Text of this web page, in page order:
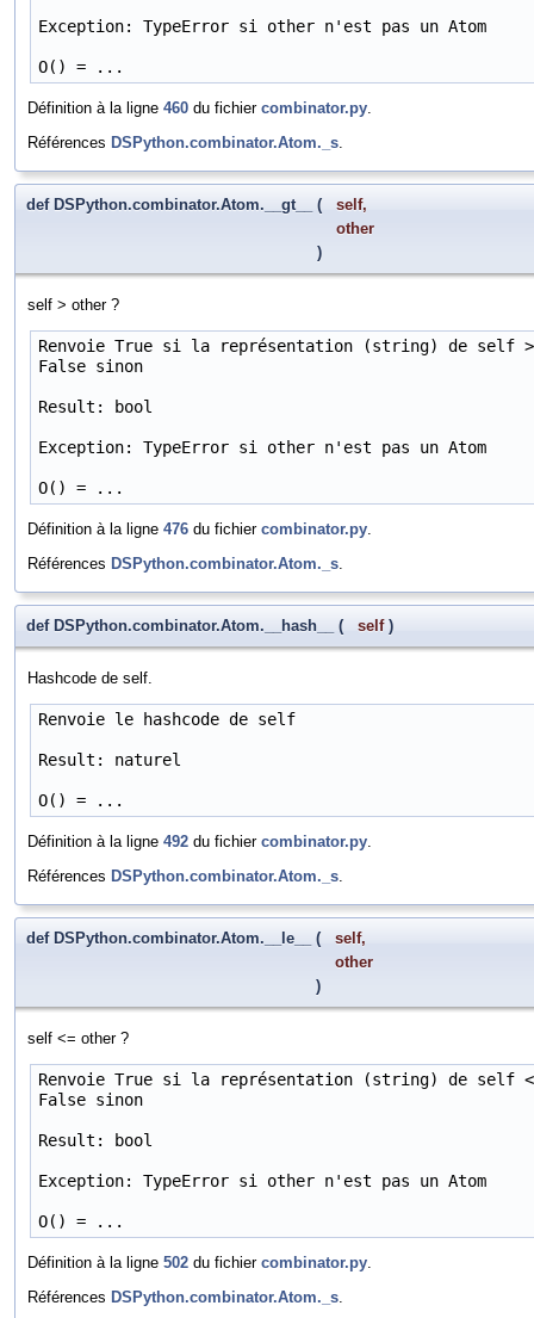
Exception: TypeError si other n'est pas un Atom
O() = ...
Définition à la ligne 460 du fichier combinator.py.
Références DSPython.combinator.Atom._s.
def DSPython.combinator.Atom.__gt__ ( self,
other
)
self > other ?
Renvoie True si la représentation (string) de self
False sinon
Result: bool
Exception: TypeError si other n'est pas un Atom
O() = ...
Définition à la ligne 476 du fichier combinator.py.
Références DSPython.combinator.Atom._s.
def DSPython.combinator.Atom.__hash__ ( self )
Hashcode de self.
Renvoie le hashcode de self
Result: naturel
O() = ...
Définition à la ligne 492 du fichier combinator.py.
Références DSPython.combinator.Atom._s.
def DSPython.combinator.Atom.__le__ ( self,
other
)
self <= other ?
Renvoie True si la représentation (string) de self
False sinon
Result: bool
Exception: TypeError si other n'est pas un Atom
O() = ...
Définition à la ligne 502 du fichier combinator.py.
Références DSPython.combinator.Atom._s.